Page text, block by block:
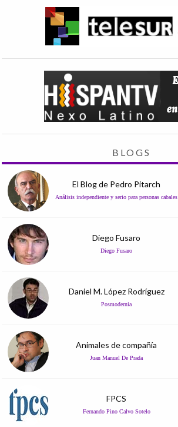
BLOGS
El Blog de Pedro Pitarch
Análisis independiente y serio para personas cabales
Diego Fusaro
Diego Fusaro
Daniel M. López Rodríguez
Posmodernia
Animales de compañía
Juan Manuel De Prada
FPCS
Fernando Pino Calvo Sotelo